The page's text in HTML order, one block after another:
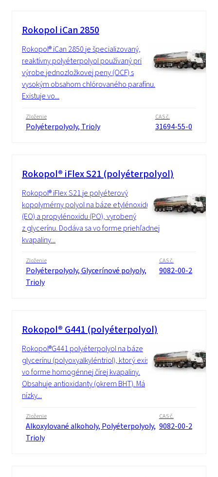
Rokopol iCan 2850
Rokopol® iCan 2850 je špecializovaný,
reaktívny polyéterpolyol používaný pri
výrobe jednozložkovej peny (OCF) s
vysokým obsahom chlórovaného parafínu.
Existuje vo...
Zloženie
Polyéterpolyoly, Trioly
CAS č.
31694-55-0
Rokopol® iFlex S21 (polyéterpolyol)
Rokopol® iFlex S21 je polyéterový
kopolymérny polyol na báze etylénoxidu
(EO) a propylénoxidu (PO), vyrobený
z glycerínu. Dodáva sa vo forme priehľadnej
kvapaliny...
Zloženie
Polyéterpolyoly, Glycerínové polyoly,
Trioly
CAS č.
9082-00-2
Rokopol® G441 (polyéterpolyol)
Rokopol®G441 polyéterpolyol na báze
glycerínu (polyoxyalkyléntriol), ktorý existuje
vo forme homogénnej čírej kvapaliny.
Obsahuje antioxidanty (okrem BHT). Má
nízky...
Zloženie
Alkoxylované alkoholy, Polyéterpolyoly,
Trioly
CAS č.
9082-00-2